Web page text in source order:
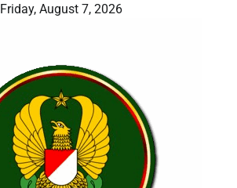
Friday, August 7, 2026